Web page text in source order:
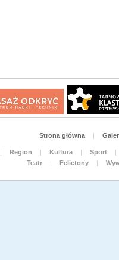
Strona główna |
| Region | Kultura | Sport
|
Teatr
| Felietony |